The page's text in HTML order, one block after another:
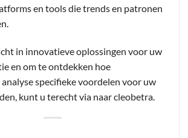
en tools die trends en patronen
in innovatieve oplossingen voor uw
en om te ontdekken hoe
specifieke voordelen voor uw
kunt u terecht via naar cleobetra.